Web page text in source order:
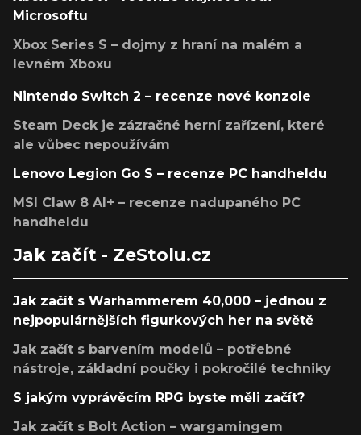
Microsoftu
Xbox Series S – dojmy z hraní na malém a
levném Xboxu
Nintendo Switch 2 – recenze nové konzole
Steam Deck je zázračné herní zařízení, které
ale vůbec nepoužívám
Lenovo Legion Go S – recenze PC handheldu
MSI Claw 8 AI+ – recenze nadupaného PC
handheldu
Jak začít - ZeStolu.cz
Jak začít s Warhammerem 40,000 – jednou z
nejpopulárnějších figurkových her na světě
Jak začít s barvením modelů – potřebné
nástroje, základní poučky i pokročilé techniky
S jakým vyprávěcím RPG byste měli začít?
Jak začít s Bolt Action – wargamingem